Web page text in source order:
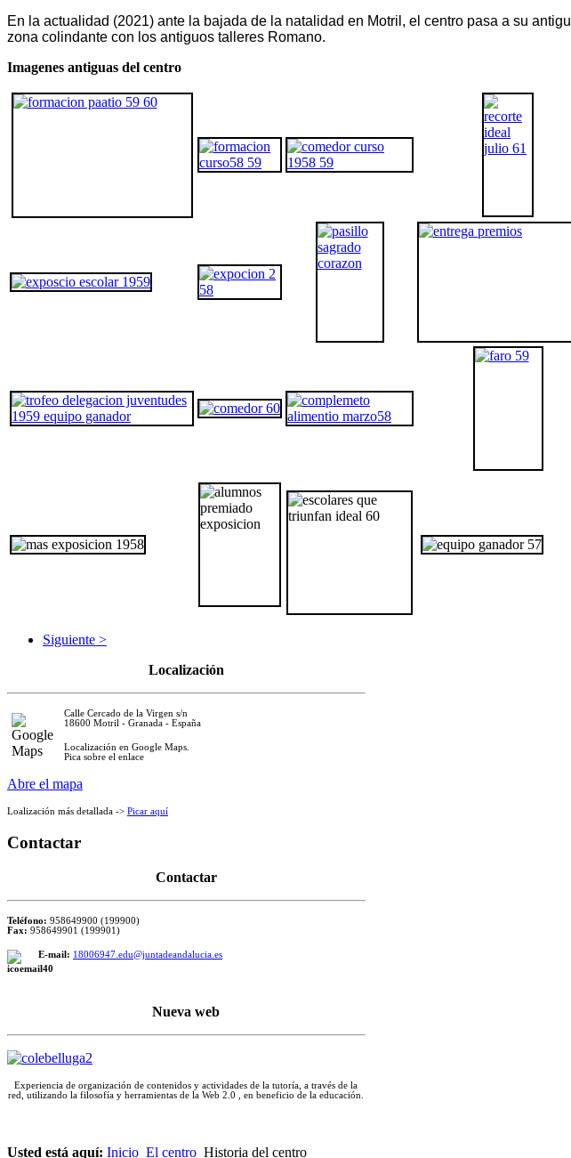
En la actualidad (2021) ante la bajada de la natalidad en Motril, el centro pasa a su
zona colindante con los antiguos talleres Romano.
Imagenes antiguas del centro
Siguiente >
Localización
Calle Cercado de la Virgen s/n
18600 Motril - Granada - España
Localización en Google Maps.
Pica sobre el enlace
Abre el mapa
Loalización más detallada -> Picar aquí
Contactar
Contactar
Teléfono: 958649900 (199900)
Fax: 958649901 (199901)
E-mail: 18006947.edu@juntadeandalucia.es
Nueva web
Experiencia de organización de contenidos y actividades de la tutoría, a través de la
red, utilizando la filosofía y herramientas de la Web 2.0 , en beneficio de la educación.
Usted está aquí: Inicio El centro Historia del centro